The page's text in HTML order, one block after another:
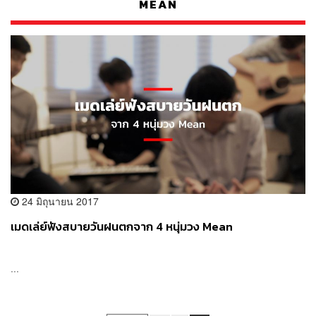
MEAN
24 มิถุนายน 2017
เมดเล่ย์ฟังสบายวันฝนตกจาก 4 หนุ่มวง Mean
...